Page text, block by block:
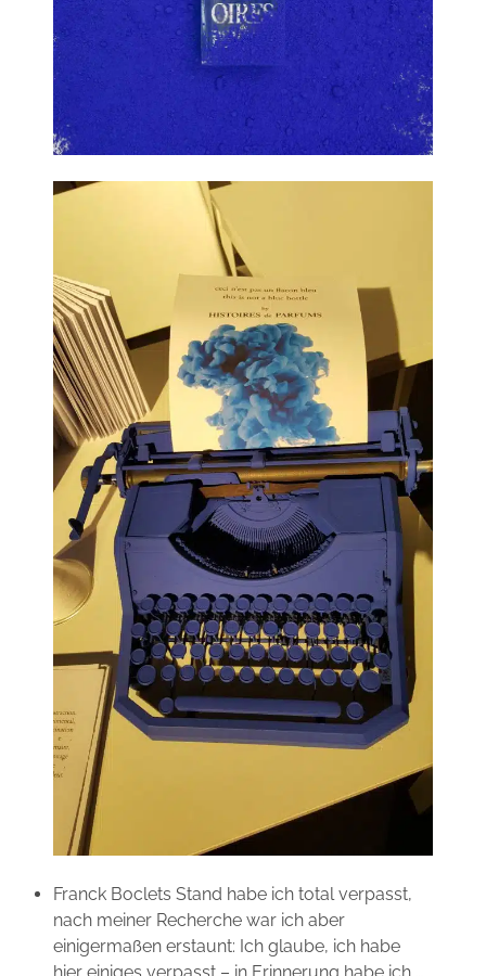
Franck Boclets Stand habe ich total verpasst,
nach meiner Recherche war ich aber
einigermaßen erstaunt: Ich glaube, ich habe